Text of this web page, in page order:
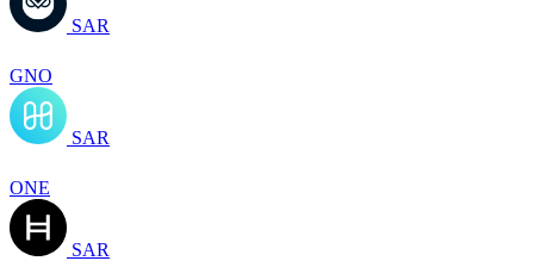
SAR
GNO
SAR
ONE
SAR